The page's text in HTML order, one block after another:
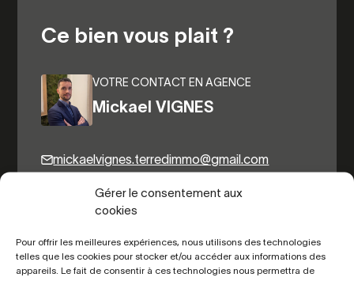
Gérer le consentement aux
cookies
Pour offrir les meilleures expériences, nous utilisons des technologies
telles que les cookies pour stocker et/ou accéder aux informations des
appareils. Le fait de consentir à ces technologies nous permettra de
Ce bien vous plait ?
VOTRE CONTACT EN AGENCE
Mickael VIGNES
mickaelvignes.terredimmo@gmail.com
Autres biens du même secteur